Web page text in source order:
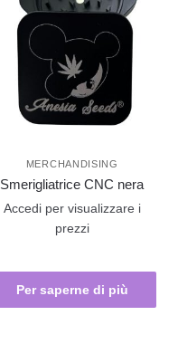
MERCHANDISING
Smerigliatrice CNC nera
Accedi per visualizzare i
prezzi
Per saperne di più